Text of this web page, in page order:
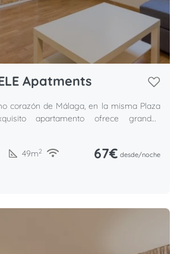
Apatments
corazón de Málaga, en la misma Plaza
apartamento ofrece grandes
49m2 67€ desde/noche